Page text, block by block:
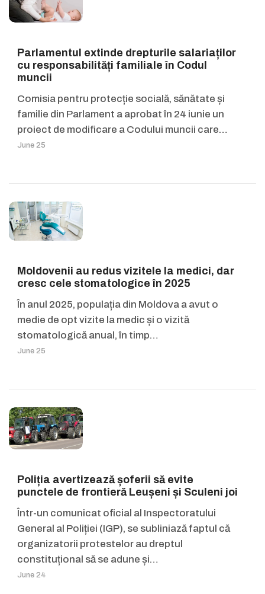
Parlamentul extinde drepturile salariaților
cu responsabilități familiale în Codul
muncii
Comisia pentru protecție socială, sănătate și
familie din Parlament a aprobat în 24 iunie un
proiect de modificare a Codului muncii care…
June 25
Moldovenii au redus vizitele la medici, dar
cresc cele stomatologice în 2025
În anul 2025, populația din Moldova a avut o
medie de opt vizite la medic și o vizită
stomatologică anual, în timp…
June 25
Poliția avertizează șoferii să evite
punctele de frontieră Leușeni și Sculeni joi
Într-un comunicat oficial al Inspectoratului
General al Poliției (IGP), se subliniază faptul că
organizatorii protestelor au dreptul
constituțional să se adune și…
June 24